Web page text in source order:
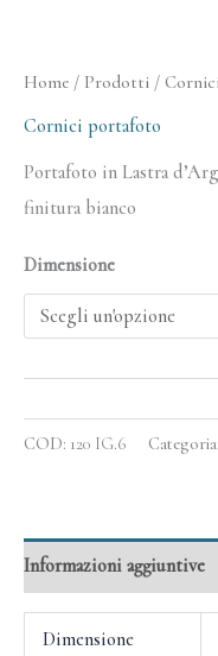
Home / Prodotti /
Cornici portafoto
Portafoto in Lastra
finitura bianco
Dimensione
COD: 120 IG.6 Categoria:
Informazioni aggiuntive
Dimensione